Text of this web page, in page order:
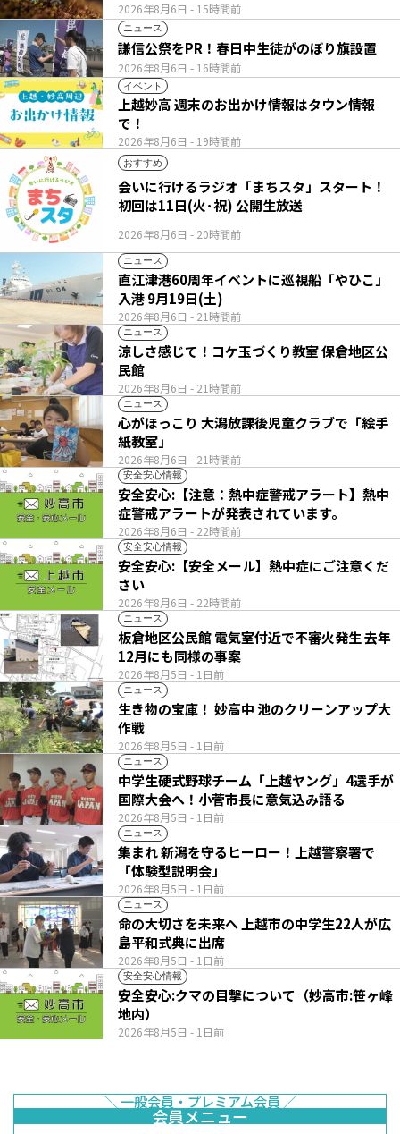
2026年8月6日 - 15時間前
ニュース
2026年8月6日 - 16時間前
謙信公祭をPR！春日中生徒がのぼり旗設置
イベント
2026年8月6日 - 19時間前
上越妙高 週末のお出かけ情報はタウン情報
で！
おすすめ
2026年8月6日 - 20時間前
会いに行けるラジオ「まちスタ」スタート！
初回は11日(火･祝) 公開生放送
ニュース
2026年8月6日 - 21時間前
直江津港60周年イベントに巡視船「やひこ」
入港 9月19日(土)
ニュース
2026年8月6日 - 21時間前
涼しさ感じて！コケ玉づくり教室 保倉地区公
民館
ニュース
2026年8月6日 - 21時間前
心がほっこり 大潟放課後児童クラブで「絵手
紙教室」
安全安心情報
2026年8月6日 - 22時間前
安全安心:【注意：熱中症警戒アラート】熱中
症警戒アラートが発表されています。
安全安心情報
2026年8月6日 - 22時間前
安全安心:【安全メール】熱中症にご注意くだ
さい
ニュース
2026年8月5日 - 1日前
板倉地区公民館 電気室付近で不審火発生 去年
12月にも同様の事案
ニュース
2026年8月5日 - 1日前
生き物の宝庫！ 妙高中 池のクリーンアップ大
作戦
ニュース
2026年8月5日 - 1日前
中学生硬式野球チーム「上越ヤング」4選手が
国際大会へ！小菅市長に意気込み語る
ニュース
2026年8月5日 - 1日前
集まれ 新潟を守るヒーロー！上越警察署で
「体験型説明会」
ニュース
2026年8月5日 - 1日前
命の大切さを未来へ 上越市の中学生22人が広
島平和式典に出席
安全安心情報
2026年8月5日 - 1日前
安全安心:クマの目撃について（妙高市:笹ヶ峰
地内）